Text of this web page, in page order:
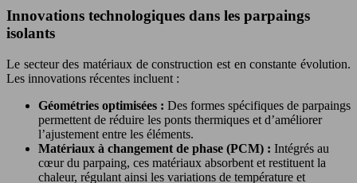
Innovations technologiques dans les parpaings
isolants
Le secteur des matériaux de construction est en constante évolution.
Les innovations récentes incluent :
Géométries optimisées : Des formes spécifiques de parpaings
permettent de réduire les ponts thermiques et d’améliorer
l’ajustement entre les éléments.
Matériaux à changement de phase (PCM) : Intégrés au
cœur du parpaing, ces matériaux absorbent et restituent la
chaleur, régulant ainsi les variations de température et